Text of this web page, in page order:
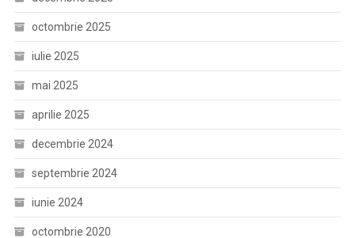
octombrie 2025
iulie 2025
mai 2025
aprilie 2025
decembrie 2024
septembrie 2024
iunie 2024
octombrie 2020